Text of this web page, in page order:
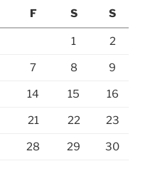
F S S
1 2
7 8 9
14 15 16
21 22 23
28 29 30